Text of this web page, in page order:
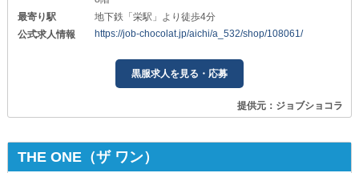
最寄り駅
地下鉄「栄駅」より徒歩4分
公式求人情報
https://job-chocolat.jp/aichi/a_532/shop/108061/
黒服求人を見る・応募
提供元：ジョブショコラ
THE ONE（ザ ワン）